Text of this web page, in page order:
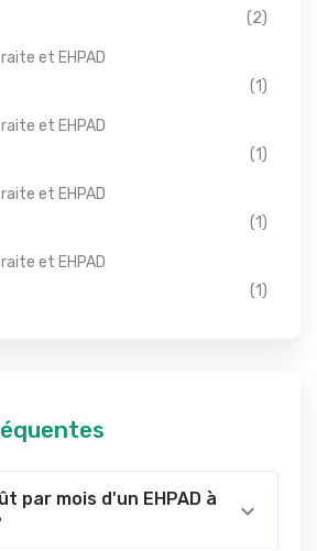
(2)
et EHPAD
(1)
et EHPAD
(1)
et EHPAD
(1)
et EHPAD
(1)
par mois d'un EHPAD à